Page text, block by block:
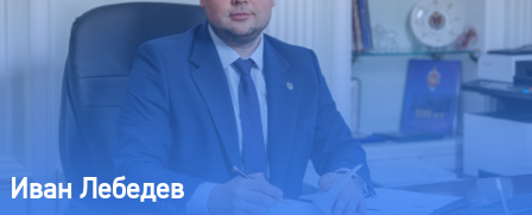
Иван Лебедев